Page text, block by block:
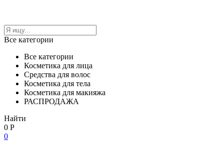
Все категории
Все категории
Косметика для лица
Средства для волос
Косметика для тела
Косметика для макияжа
РАСПРОДАЖА
Найти
0 Р
0